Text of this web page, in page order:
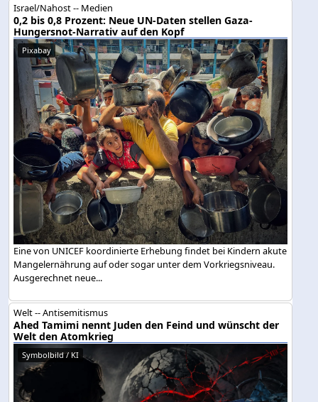
Israel/Nahost -- Medien
0,2 bis 0,8 Prozent: Neue UN-Daten stellen Gaza-
Hungersnot-Narrativ auf den Kopf
Pixabay
Eine von UNICEF koordinierte Erhebung findet bei Kindern akute
Mangelernährung auf oder sogar unter dem Vorkriegsniveau.
Ausgerechnet neue...
Welt -- Antisemitismus
Ahed Tamimi nennt Juden den Feind und wünscht der
Welt den Atomkrieg
Symbolbild / KI